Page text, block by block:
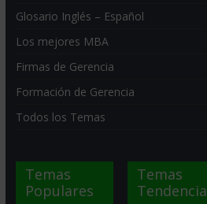
Glosario Inglés – Español
Los mejores MBA
Firmas de Gerencia
Formación de Gerencia
Todos los Temas
Temas
Populares
Temas
Tendencia